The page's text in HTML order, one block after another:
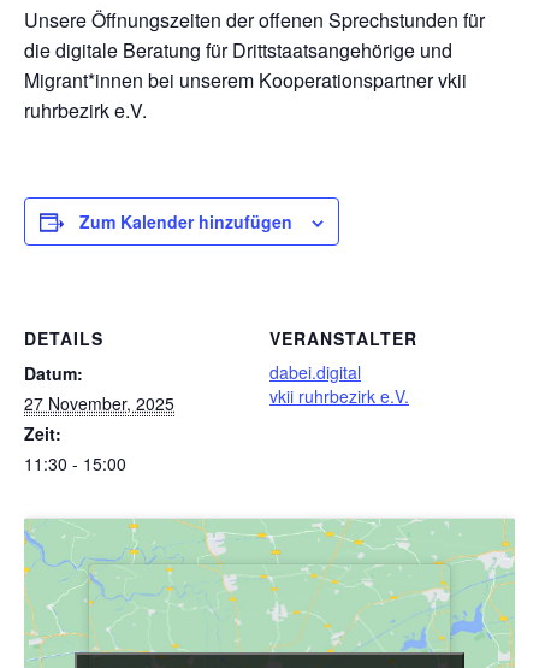
Unsere Öffnungszeiten der offenen Sprechstunden für
die digitale Beratung für Drittstaatsangehörige und
Migrant*innen bei unserem Kooperationspartner vkii
ruhrbezirk e.V.
Zum Kalender hinzufügen
DETAILS
Datum:
27 November, 2025
Zeit:
11:30 - 15:00
VERANSTALTER
dabei.digital
vkii ruhrbezirk e.V.